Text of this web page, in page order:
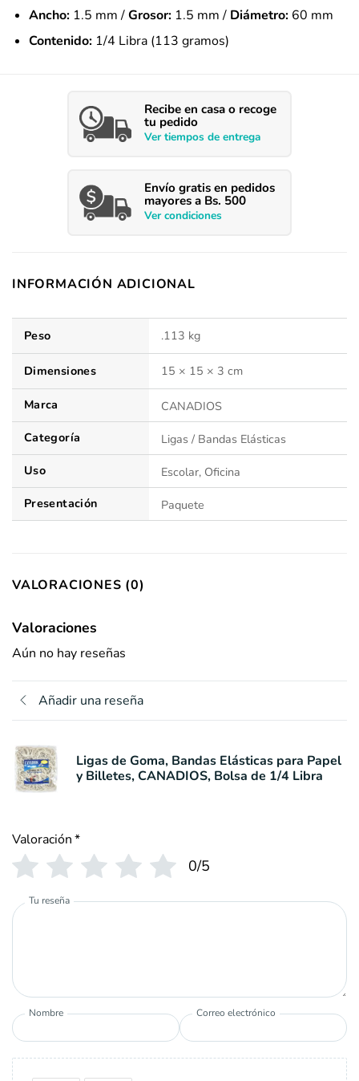
Ancho:1.5 mm /Grosor:1.5 mm /Diámetro:60 mm
Contenido:1/4 Libra (113 gramos)
Recibe en casa o recoge
tu pedido
Vertiempos de entrega
Envío gratis en pedidos
mayores a Bs. 500
Ver condiciones
INFORMACIÓN ADICIONAL
Peso .113 kg
Dimensiones 15 × 15 × 3 cm
Marca
CANADIOS
Categoría
Ligas / Bandas Elásticas
Uso
Escolar, Oficina
Presentación
Paquete
VALORACIONES (0)
Valoraciones
Aún no hay reseñas
Añadir una reseña
Ligas de Goma, Bandas Elásticas para Papel
y Billetes, CANADIOS, Bolsa de 1/4 Libra
Valoración*
0/5
Tu reseña
Nombre Correo electrónico